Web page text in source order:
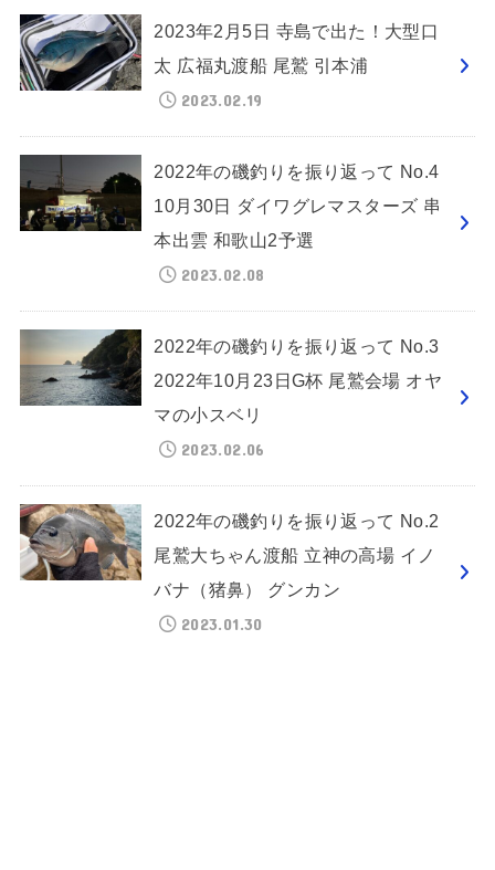
2023年2月5日 寺島で出た！大型口
太 広福丸渡船 尾鷲 引本浦
2023.02.19
2022年の磯釣りを振り返って No.4
10月30日 ダイワグレマスターズ 串
本出雲 和歌山2予選
2023.02.08
2022年の磯釣りを振り返って No.3
2022年10月23日G杯 尾鷲会場 オヤ
マの小スベリ
2023.02.06
2022年の磯釣りを振り返って No.2
尾鷲大ちゃん渡船 立神の高場 イノ
バナ（猪鼻） グンカン
2023.01.30